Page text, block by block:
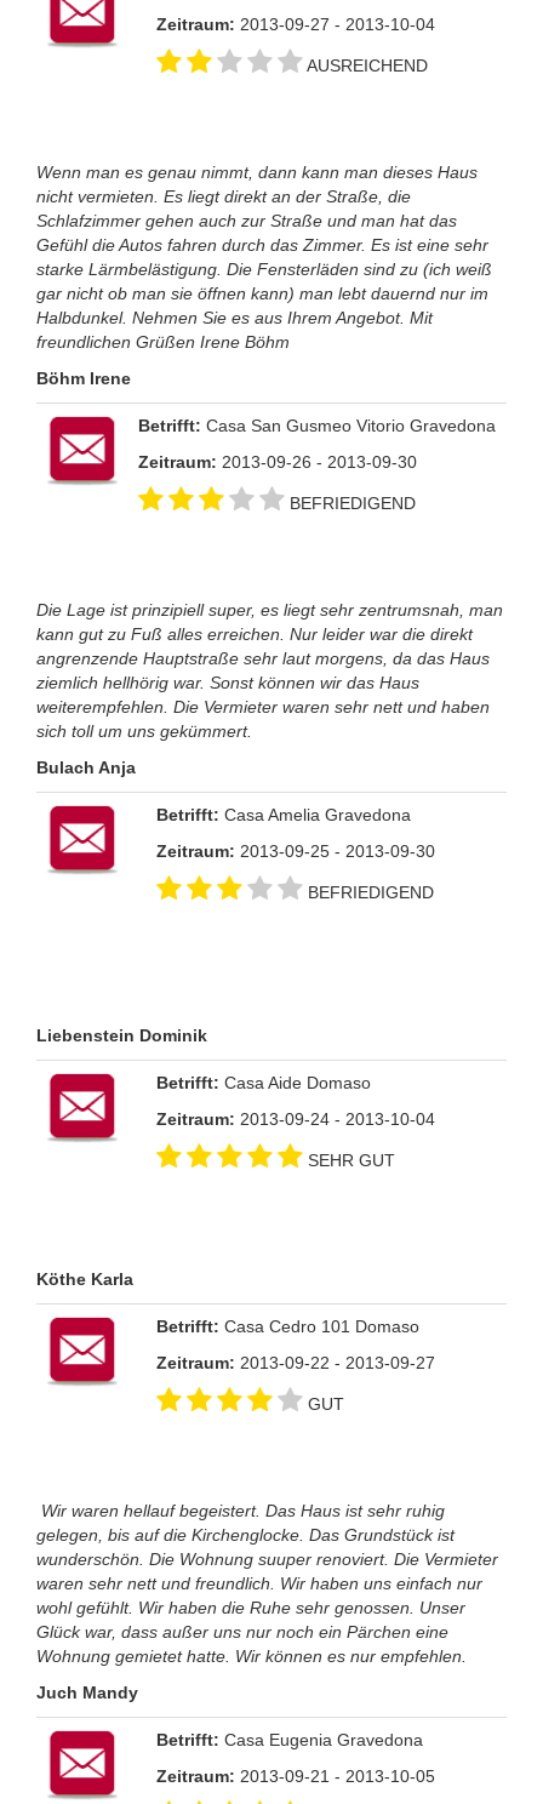
Zeitraum: 2013-09-27 - 2013-10-04
AUSREICHEND
Wenn man es genau nimmt, dann kann man dieses Haus
nicht vermieten. Es liegt direkt an der Straße, die
Schlafzimmer gehen auch zur Straße und man hat das
Gefühl die Autos fahren durch das Zimmer. Es ist eine sehr
starke Lärmbelästigung. Die Fensterläden sind zu (ich weiß
gar nicht ob man sie öffnen kann) man lebt dauernd nur im
Halbdunkel. Nehmen Sie es aus Ihrem Angebot. Mit
freundlichen Grüßen Irene Böhm
Böhm Irene
Betrifft: Casa San Gusmeo Vitorio Gravedona
Zeitraum: 2013-09-26 - 2013-09-30
BEFRIEDIGEND
Die Lage ist prinzipiell super, es liegt sehr zentrumsnah, man
kann gut zu Fuß alles erreichen. Nur leider war die direkt
angrenzende Hauptstraße sehr laut morgens, da das Haus
ziemlich hellhörig war. Sonst können wir das Haus
weiterempfehlen. Die Vermieter waren sehr nett und haben
sich toll um uns gekümmert.
Bulach Anja
Betrifft: Casa Amelia Gravedona
Zeitraum: 2013-09-25 - 2013-09-30
BEFRIEDIGEND
Liebenstein Dominik
Betrifft: Casa Aide Domaso
Zeitraum: 2013-09-24 - 2013-10-04
SEHR GUT
Köthe Karla
Betrifft: Casa Cedro 101 Domaso
Zeitraum: 2013-09-22 - 2013-09-27
GUT
Wir waren hellauf begeistert. Das Haus ist sehr ruhig
gelegen, bis auf die Kirchenglocke. Das Grundstück ist
wunderschön. Die Wohnung suuper renoviert. Die Vermieter
waren sehr nett und freundlich. Wir haben uns einfach nur
wohl gefühlt. Wir haben die Ruhe sehr genossen. Unser
Glück war, dass außer uns nur noch ein Pärchen eine
Wohnung gemietet hatte. Wir können es nur empfehlen.
Juch Mandy
Betrifft: Casa Eugenia Gravedona
Zeitraum: 2013-09-21 - 2013-10-05